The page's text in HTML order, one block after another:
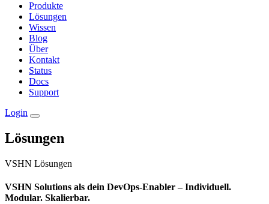
Produkte
Lösungen
Wissen
Blog
Über
Kontakt
Status
Docs
Support
Login
Lösungen
VSHN Lösungen
VSHN Solutions als dein DevOps-Enabler – Individuell.
Modular. Skalierbar.